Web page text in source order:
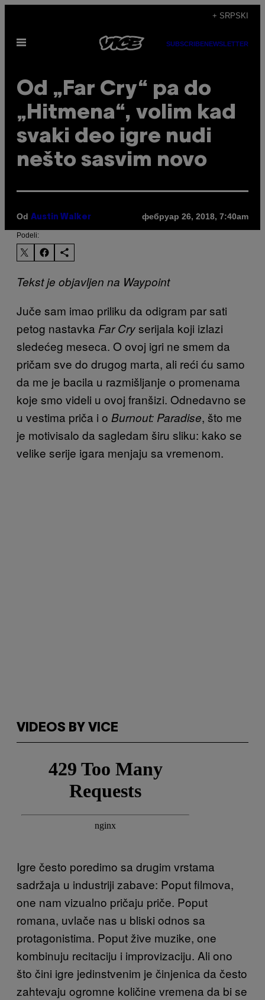
садржај
+ SRPSKI
Otvori
SUBSCRIBENEWSLETTER
Od „Far Cry“ pa do
„Hitmena“, volim kad
svaki deo igre nudi
nešto sasvim novo
Od Austin Walker фебруар 26, 2018, 7:40am
Podeli:
Tekst je objavljen na Waypoint
Juče sam imao priliku da odigram par sati
petog nastavka Far Cryserijala koji izlazi
sledećeg meseca. O ovoj igri ne smem da
pričam sve do drugog marta, ali reći ću samo
da me je bacila u razmišljanje o promenama
koje smo videli u ovoj franšizi. Odnedavno se
u vestima priča i o Burnout: Paradise, što me
je motivisalo da sagledam širu sliku: kako se
velike serije igara menjaju sa vremenom.
VIDEOS BY VICE
Igre često poredimo sa drugim vrstama
sadržaja u industriji zabave: Poput filmova,
one nam vizualno pričaju priče. Poput
romana, uvlače nas u bliski odnos sa
protagonistima. Poput žive muzike, one
kombinuju recitaciju i improvizaciju. Ali ono
što čini igre jedinstvenim je činjenica da često
zahtevaju ogromne količine vremena da bi se